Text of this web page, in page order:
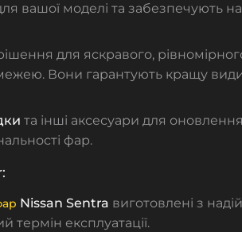
вашої моделі та забезпечують
для яскравого,
Вони гарантують кращу
та інші аксесуари для
фар.
Nissan Sentra виготовлені з
термін експлуатації.